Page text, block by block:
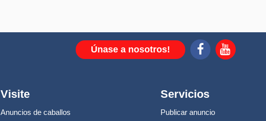
Únase a nosotros!
Visite
Anuncios de caballos
Servicios
Publicar anuncio